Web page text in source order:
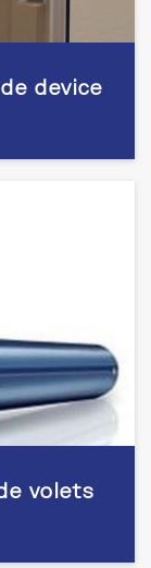
device
volets